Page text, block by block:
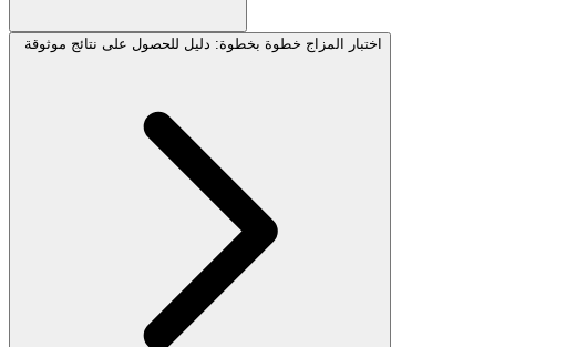
اختبار المزاج خطوة بخطوة: دليل للحصول على نتائج موثوقة